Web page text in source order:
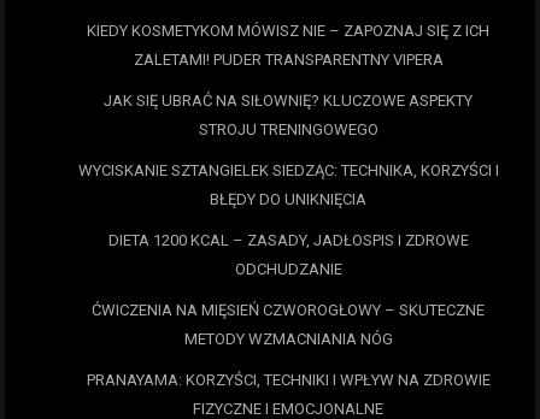
KIEDY KOSMETYKOM MÓWISZ NIE – ZAPOZNAJ SIĘ Z ICH
ZALETAMI! PUDER TRANSPARENTNY VIPERA
JAK SIĘ UBRAĆ NA SIŁOWNIĘ? KLUCZOWE ASPEKTY
STROJU TRENINGOWEGO
WYCISKANIE SZTANGIELEK SIEDZĄC: TECHNIKA, KORZYŚCI I
BŁĘDY DO UNIKNIĘCIA
DIETA 1200 KCAL – ZASADY, JADŁOSPIS I ZDROWE
ODCHUDZANIE
ĆWICZENIA NA MIĘSIEŃ CZWOROGŁOWY – SKUTECZNE
METODY WZMACNIANIA NÓG
PRANAYAMA: KORZYŚCI, TECHNIKI I WPŁYW NA ZDROWIE
FIZYCZNE I EMOCJONALNE